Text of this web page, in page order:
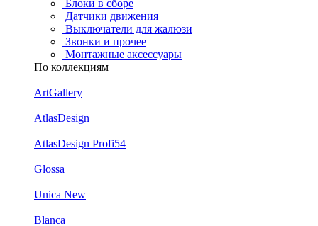
Блоки в сборе
Датчики движения
Выключатели для жалюзи
Звонки и прочее
Монтажные аксессуары
По коллекциям
ArtGallery
AtlasDesign
AtlasDesign Profi54
Glossa
Unica New
Blanca